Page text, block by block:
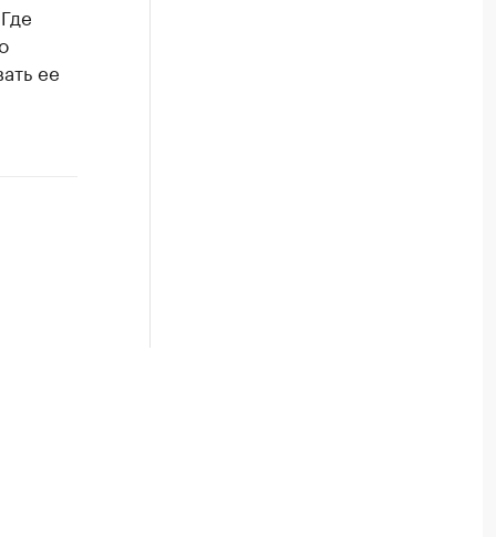
ее